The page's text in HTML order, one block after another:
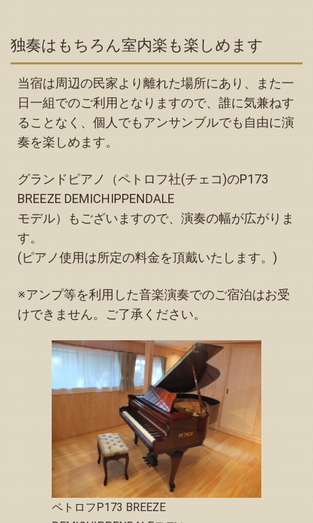
トップページ下方の「観光情報、その他イベント等のお知
らせ」を更新しました
2026.01.01
アクセスページの「JR利用」「自動車利用」の記事を一部
改訂しました
2026.01.01
明けましておめでとうございます。トップページを更新し
2025.12.24
「予約状況」お知らせページの予約可能日（カレンダー12
月）を更新いたしました
2025.11.28
らせ”を掲載いたしました
2025.11.22
らせページの予約可能日（カレンダー12月）を更新いたし
ピアノの調律＆調整が完了しました
トップページ下方の「観光情報、その他イベント等のお知
らせ」を更新しました
｢縁音の玉手箱(音楽関連情報)｣の｢オススメの楽器店･工房･
練習スタジオ｣を更新しました
2025.11.07
独奏はもちろん室内楽も楽しめます
当宿は周辺の民家より離れた場所にあり、また一
日一組でのご利用となりますので、誰に気兼ねす
ることなく、個人でもアンサンブルでも自由に演
奏を楽しめます。
グランドピアノ（ペトロフ社(チェコ)のP173
BREEZE DEMICHIPPENDALE
モデル）もございますので、演奏の幅が広がりま
す。
(ピアノ使用は所定の料金を頂戴いたします。)
※アンプ等を利用した音楽演奏でのご宿泊はお受
けできません。ご了承ください。
ペトロフP173 BREEZE